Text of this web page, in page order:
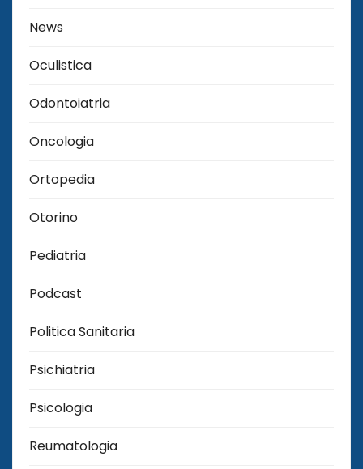
News
Oculistica
Odontoiatria
Oncologia
Ortopedia
Otorino
Pediatria
Podcast
Politica Sanitaria
Psichiatria
Psicologia
Reumatologia